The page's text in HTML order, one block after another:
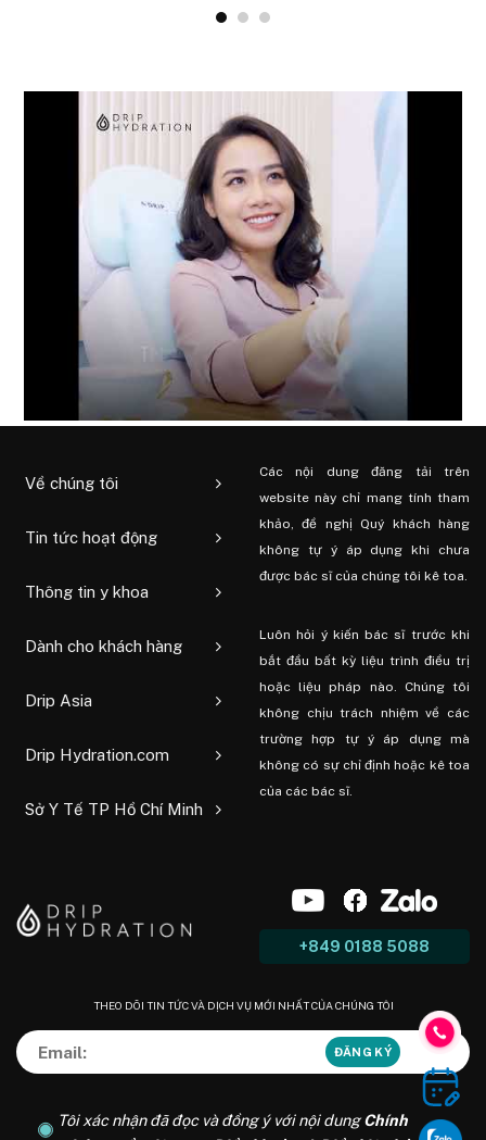
Về chúng tôi
Tin tức hoạt động
Thông tin y khoa
Dành cho khách hàng
Drip Asia
Drip Hydration.com
Sở Y Tế TP Hồ Chí Minh
Các nội dung đăng tải trên
website này chỉ mang tính tham
khảo, đề nghị Quý khách hàng
không tự ý áp dụng khi chưa
được bác sĩ của chúng tôi kê toa.
Luôn hỏi ý kiến ​​bác sĩ trước khi
bắt đầu bất kỳ liệu trình điều trị
hoặc liệu pháp nào. Chúng tôi
không chịu trách nhiệm về các
trường hợp tự ý áp dụng mà
không có sự chỉ định hoặc kê toa
của các bác sĩ.
+849 0188 5088
THEO DÕI TIN TỨC VÀ DỊCH VỤ MỚI NHẤT CỦA CHÚNG TÔI
Tôi xác nhận đã đọc và đồng ý với nội dungChính